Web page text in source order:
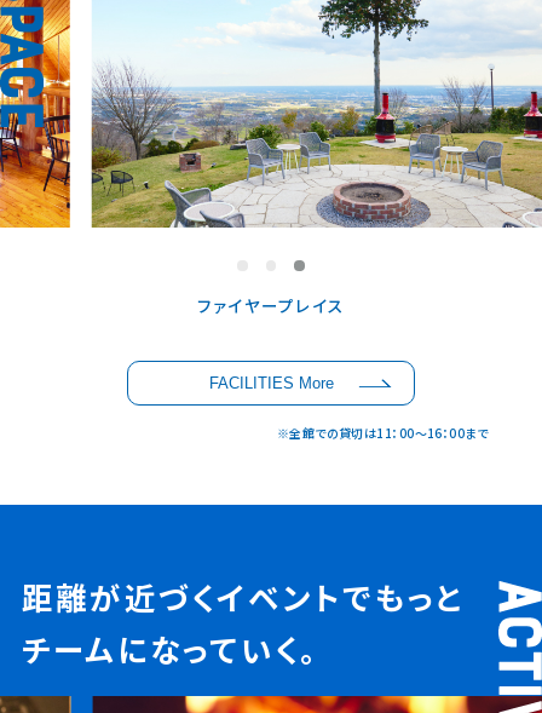
ファイヤープレイス
FACILITIES More
※全館での貸切は11：00〜16：00まで
距離が近づくイベントでもっと
チームになっていく。